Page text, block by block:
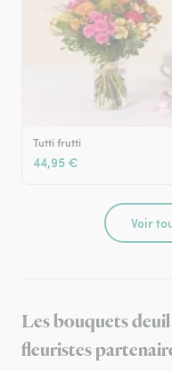
Tutti frutti
44,95 €
Voir
Les bouquets
fleuristes